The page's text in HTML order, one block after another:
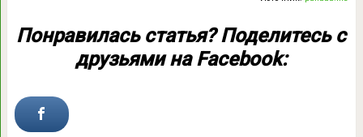
Понравилась статья? Поделитесь с
друзьями на Facebook: